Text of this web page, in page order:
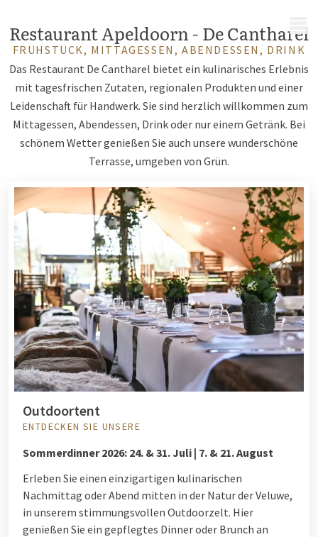
MENÜ
Restaurant Apeldoorn - De Cantharel
FRÜHSTÜCK, MITTAGESSEN, ABENDESSEN, DRINK
Das Restaurant De Cantharel bietet ein kulinarisches Erlebnis
mit tagesfrischen Zutaten, regionalen Produkten und einer
Leidenschaft für Handwerk. Sie sind herzlich willkommen zum
Mittagessen, Abendessen, Drink oder nur einem Getränk. Bei
schönem Wetter genießen Sie auch unsere wunderschöne
Terrasse, umgeben von Grün.
Outdoortent
ENTDECKEN SIE UNSERE
Sommerdinner 2026: 24. & 31. Juli | 7. & 21. August
Erleben Sie einen einzigartigen kulinarischen
Nachmittag oder Abend mitten in der Natur der Veluwe,
in unserem stimmungsvollen Outdoorzelt. Hier
genießen Sie ein gepflegtes Dinner oder Brunch an